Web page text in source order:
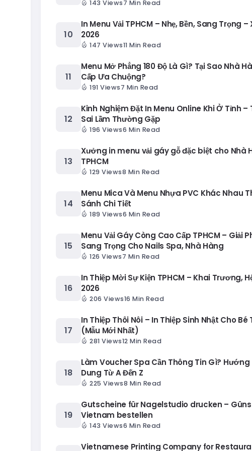
143 Views7 Min Read
In Menu Vải TPHCM – Nhẹ, Bền, Sang Trọng
2026
147 Views11 Min Read
Menu Mở Phẳng 180 Độ Là Gì? Tại Sao Nhà
Cấp Ưa Chuộng?
191 Views7 Min Read
Kinh Nghiệm Đặt In Menu Online Khi Ở Tỉnh –
Sai Lầm Thường Gặp
196 Views6 Min Read
Xưởng in menu vải gáy gỗ đặc biệt cho Nhà
TPHCM
129 Views8 Min Read
Menu Mica Và Menu Nhựa PVC Khác Nhau
Sánh Chi Tiết
189 Views6 Min Read
Menu Vải Gáy Còng Cao Cấp TPHCM – Giải
Sang Trọng Cho Nails Spa, Nhà Hàng
126 Views7 Min Read
In Thiệp Mời Sự Kiện TPHCM – Khai Trương,
2026
206 Views16 Min Read
In Thiệp Thôi Nôi – In Thiệp Sinh Nhật Cho Bé
(Mẫu Mới Nhất)
281 Views12 Min Read
Làm Voucher Spa Cần Thông Tin Gì? Hướng
Dung Từ A Đến Z
225 Views8 Min Read
Gutscheine für Nagelstudio drucken –
Vietnam bestellen
143 Views6 Min Read
Vietnamese Printing Company for